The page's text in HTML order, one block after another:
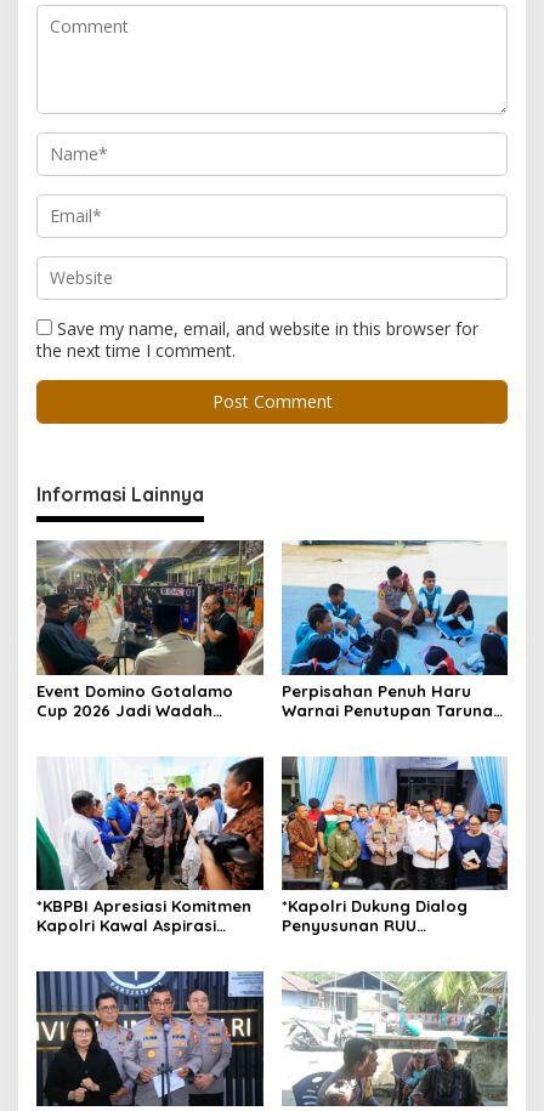
Save my name, email, and website in this browser for
the next time I comment.
Informasi Lainnya
Event Domino Gotalamo
Cup 2026 Jadi Wadah
Morotai
Perpisahan Penuh Haru
Warnai Penutupan Taruna
*KBPBI Apresiasi Komitmen
Kapolri Kawal Aspirasi
*Kapolri Dukung Dialog
Penyusunan RUU